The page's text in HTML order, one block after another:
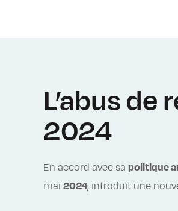
L’abus
2024
En accord avec sa politique
mai 2024, introduit une